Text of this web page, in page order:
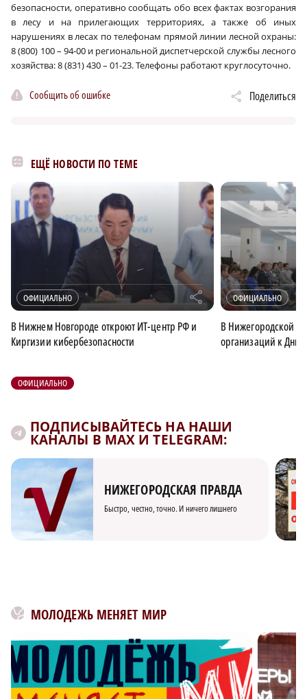
безопасности, оперативно сообщать обо всех фактах возгорания
в лесу и на прилегающих территориях, а также об иных
нарушениях в лесах по телефонам прямой линии лесной охраны:
8 (800) 100 – 94-00 и региональной диспетчерской службы лесного
хозяйства: 8 (831) 430 – 01-23. Телефоны работают круглосуточно.
Сообщить об ошибке Поделиться
ЕЩЁ НОВОСТИ ПО ТЕМЕ
ОФИЦИАЛЬНО r
В Нижнем Новгороде откроют ИТ-центр РФ и
Киргизии кибербезопасности
ОФИЦИАЛЬНО
В Нижегородской
организаций к Дню
ОФИЦИАЛЬНО
ПОДПИСЫВАЙТЕСЬ НА НАШИ
КАНАЛЫ В MAX И TELEGRAM:
НИЖЕГОРОДСКАЯ ПРАВДА
Быстро, честно, точно. И ничего лишнего
МОЛОДЕЖЬ МЕНЯЕТ МИР